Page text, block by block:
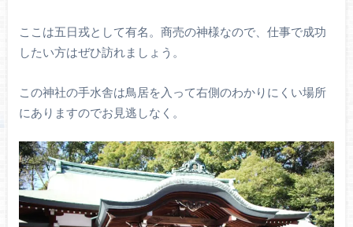
ここは五日戎として有名。商売の神様なので、仕事で成功
したい方はぜひ訪れましょう。
この神社の手水舎は鳥居を入って右側のわかりにくい場所
にありますのでお見逃しなく。